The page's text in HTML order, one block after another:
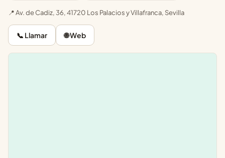
📍 Av. de Cadiz, 36, 41720 Los Palacios y Villafranca, Sevilla
📞 Llamar 🌐 Web